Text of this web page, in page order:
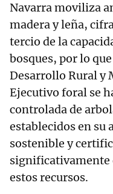
Navarra moviliza
madera y leña,
tercio de la
bosques, por lo
Desarrollo Rural y
Ejecutivo foral se
controlada de
establecidos en su
sostenible y
significativamente
estos recursos.